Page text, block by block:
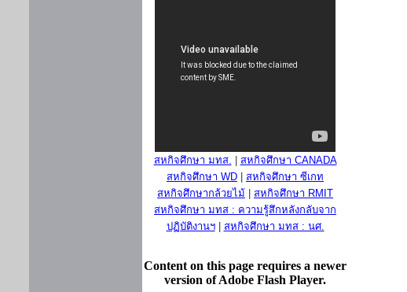
สหกิจศึกษา มทส.
สหกิจศึกษา CANADA
สหกิจศึกษา WD
สหกิจศึกษา ซีเกท
สหกิจศึกษากล้วยไม้
สหกิจศึกษา RMIT
สหกิจศึกษา มทส : ความรู้สึกหลังกลับจาก
ปฏิบัติงานฯ| สหกิจศึกษา มทส : นศ.
Content on this page requires a newer
version of Adobe Flash Player.